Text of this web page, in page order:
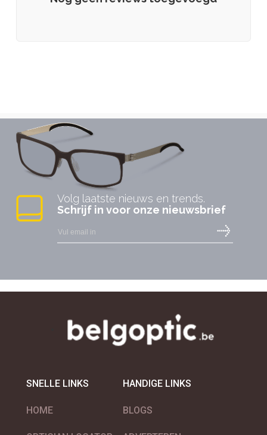
Volg laatste nieuws en trends.
Schrijf in voor onze nieuwsbrief
SNELLE LINKS
HOME
HANDIGE LINKS
BLOGS